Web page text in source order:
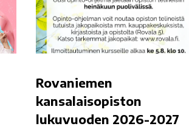
Rovaniemen
kansalaisopiston
lukuvuoden 2026-2027